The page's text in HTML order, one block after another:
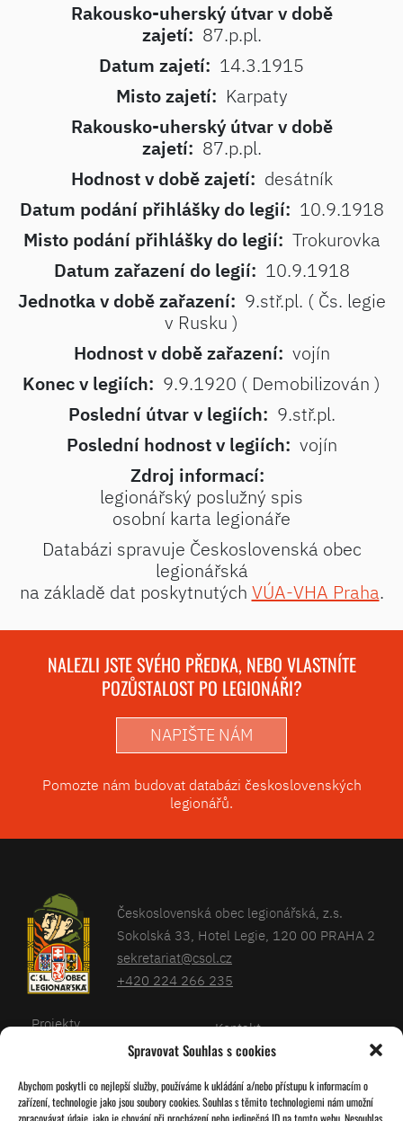
Spravovat Souhlas s cookies
Abychom poskytli co nejlepší služby, používáme k ukládání a/nebo přístupu k informacím o
zařízení, technologie jako jsou soubory cookies. Souhlas s těmito technologiemi nám umožní
zpracovávat údaje, jako je chování při procházení nebo jedinečná ID na tomto webu. Nesouhlas
Rakousko-uherský útvar v době
zajetí: 87.p.pl.
Datum zajetí: 14.3.1915
Misto zajetí: Karpaty
Rakousko-uherský útvar v době
zajetí: 87.p.pl.
Hodnost v době zajetí: desátník
Datum podání přihlášky do legií: 10.9.1918
Misto podání přihlášky do legií: Trokurovka
Datum zařazení do legií: 10.9.1918
Jednotka v době zařazení: 9.stř.pl. ( Čs. legie
v Rusku )
Hodnost v době zařazení: vojín
Konec v legiích: 9.9.1920 ( Demobilizován )
Poslední útvar v legiích: 9.stř.pl.
Poslední hodnost v legiích: vojín
Zdroj informací:
legionářský poslužný spis
osobní karta legionáře
Databázi spravuje Československá obec
legionářská
na základě dat poskytnutých VÚA-VHA Praha.
NALEZLI JSTE SVÉHO PŘEDKA, NEBO VLASTNÍTE
POZŮSTALOST PO LEGIONÁŘI?
NAPIŠTE NÁM
Pomozte nám budovat databázi československých
legionářů.
Československá obec legionářská, z.s.
Sokolská 33, Hotel Legie, 120 00 PRAHA 2
sekretariat@csol.cz
+420 224 266 235
Projekty
Kalendář
Kontakt
Databáze legionářů
Pro členy